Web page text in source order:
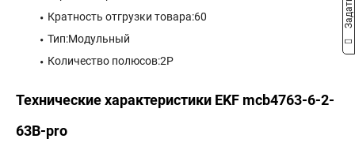
Кратность отгрузки товара:60
Тип:Модульный
Количество полюсов:2P
Технические характеристики EKF mcb4763-6-2-
63B-pro